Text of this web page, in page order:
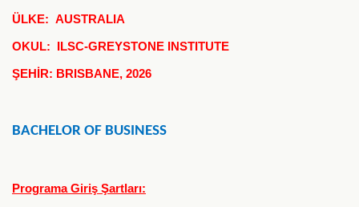
ÜLKE: AUSTRALIA
OKUL: ILSC-GREYSTONE INSTITUTE
ŞEHİR: BRISBANE, 2026
BACHELOR OF BUSINESS
Programa Giriş Şartları: